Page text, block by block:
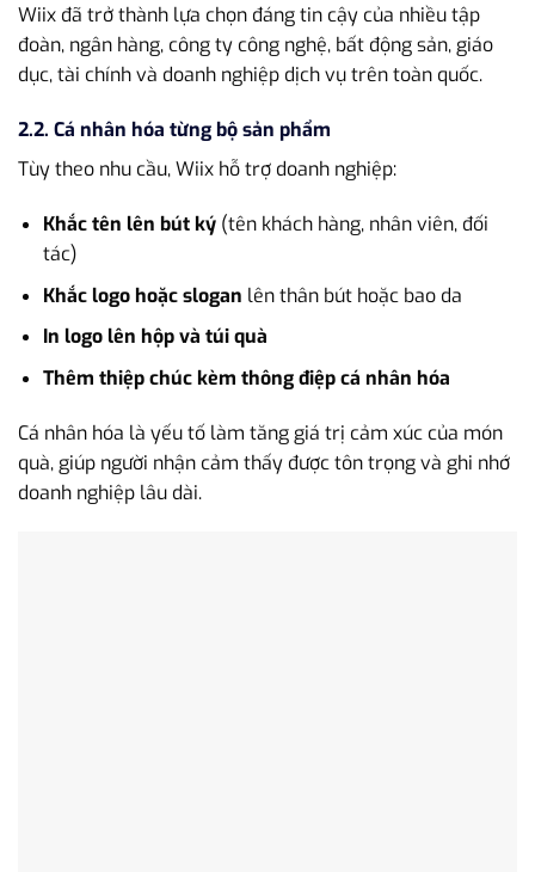
Wiix đã trở thành lựa chọn đáng tin cậy của nhiều tập
đoàn, ngân hàng, công ty công nghệ, bất động sản, giáo
dục, tài chính và doanh nghiệp dịch vụ trên toàn quốc.
2.2. Cá nhân hóa từng bộ sản phẩm
Tùy theo nhu cầu, Wiix hỗ trợ doanh nghiệp:
Khắc tên lên bút ký(tên khách hàng, nhân viên, đối
tác)
Khắc logo hoặc slogan lên thân bút hoặc bao da
In logo lên hộp và túi quà
Thêm thiệp chúc kèm thông điệp cá nhân hóa
Cá nhân hóa là yếu tố làm tăng giá trị cảm xúc của món
quà, giúp người nhận cảm thấy được tôn trọng và ghi nhớ
doanh nghiệp lâu dài.